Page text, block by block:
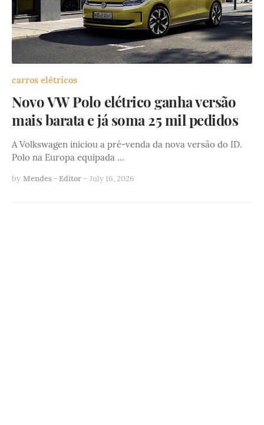
carros elétricos
Novo VW Polo elétrico ganha versão
mais barata e já soma 25 mil pedidos
A Volkswagen iniciou a pré-venda da nova versão do ID.
Polo na Europa equipada …
by Mendes - Editor - July 16, 2026